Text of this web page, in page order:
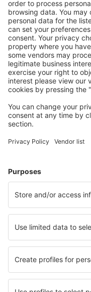
Economiseşte
Prețuri atractive
conectați.
Cazarea
Alege din peste
apartamente și
Cele mai căutate
Cazare în Franţa - Orașe
Cazare în Paris
Cazare în Soulac Sur Mer
Cazare în Orcieres
Cazare în Saint-Jean-de-
Cele mai bune locuri de
Cazare în Mount Vernon